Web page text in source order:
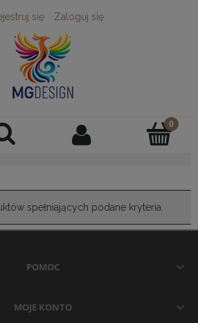
się Zaloguj się
spełniających podane kryteria.
POMOC
MOJE KONTO